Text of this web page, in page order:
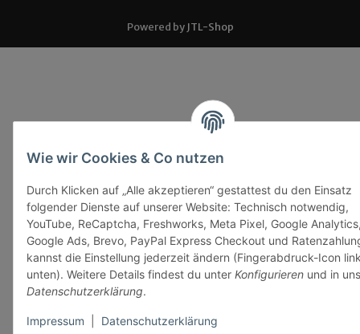
Wie wir Cookies & Co nutzen
Durch Klicken auf „Alle akzeptieren“ gestattest du den Einsatz
folgender Dienste auf unserer Website: Technisch notwendig,
YouTube, ReCaptcha, Freshworks, Meta Pixel, Google
Google Ads, Brevo, PayPal Express Checkout und
kannst die Einstellung jederzeit ändern (Fingerabdruck-Icon
unten). Weitere Details findest du unter Konfigurieren und in
Datenschutzerklärung.
Impressum Datenschutzerklärung
Powered by JTL-Shop